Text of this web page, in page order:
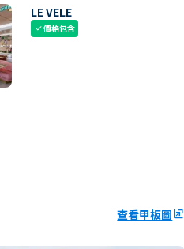
LE VELE
check價格包含
查看甲板圖ungroup